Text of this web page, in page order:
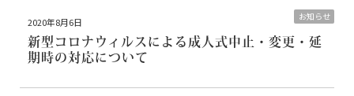
お知らせ
2020年8月6日
新型コロナウィルスによる成人式中止・変更・延
期時の対応について